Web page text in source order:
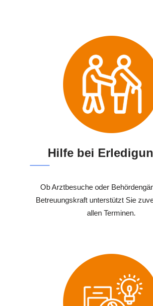
Hilfe bei
Ob Arztbesuche oder
Betreuungskraft unterstützt Sie
allen Terminen.